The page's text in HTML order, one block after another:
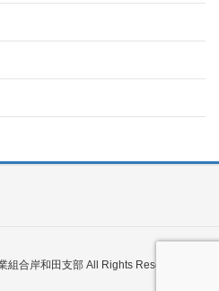
合岸和田支部 All Rights Reserved.